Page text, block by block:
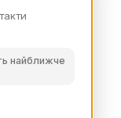
найближче